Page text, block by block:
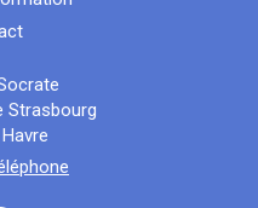
Strasbourg